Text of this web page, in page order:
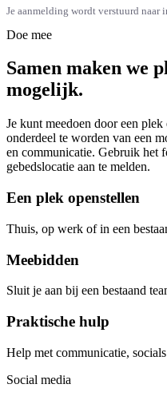
Je aanmelding wordt verstuurd naar
Doe mee
Samen maken we
mogelijk.
Je kunt meedoen door een
onderdeel te worden van een
en communicatie. Gebruik het
gebedslocatie aan te melden.
Een plek openstellen
Thuis, op werk of in een
Meebidden
Sluit je aan bij een bestaand
Praktische hulp
Help met communicatie,
Social media